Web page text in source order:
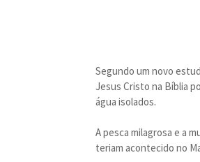
Segundo um novo
Jesus Cristo na Bíblia
água isolados.
A pesca milagrosa e a
teriam acontecido no